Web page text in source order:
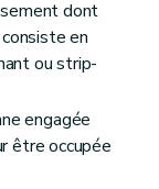
dont
en
ou strip-
engagée
être occupée